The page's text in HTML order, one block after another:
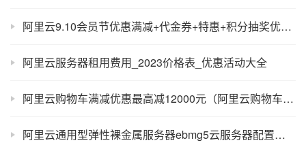
阿里云9.10会员节优惠满减+代金券+特惠+积分抽奖优惠来袭
阿里云服务器租用费用_2023价格表_优惠活动大全
阿里云购物车满减优惠最高减12000元（阿里云购物车攻略）
阿里云通用型弹性裸金属服务器ebmg5云服务器配置性能及优惠价格